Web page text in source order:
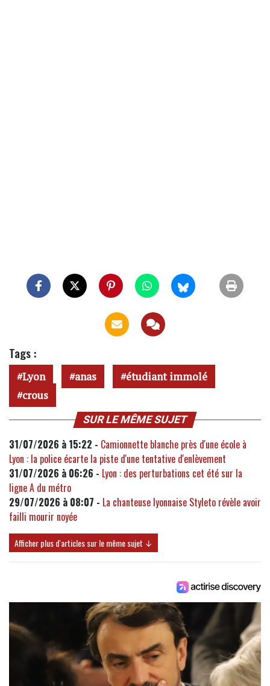
Tags :
Lyon anas
étudiant immolé
crous
SUR LE MÊME SUJET
31/07/2026 à 15:22 - Camionnette blanche près d'une école à
Lyon : la police écarte la piste d'une tentative d'enlèvement
31/07/2026 à 06:26 - Lyon : des perturbations cet été sur la
ligne A du métro
29/07/2026 à 08:07 - La chanteuse lyonnaise Styleto révèle avoir
failli mourir noyée
Afficher plus d'articles sur le même sujet ↓